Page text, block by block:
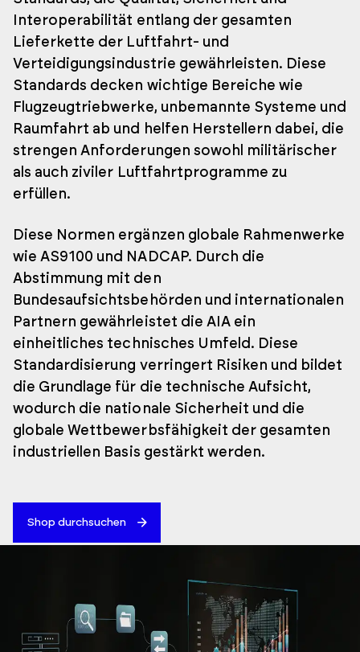
Interoperabilität entlang der gesamten
Lieferkette der Luftfahrt- und
Verteidigungsindustrie gewährleisten. Diese
Standards decken wichtige Bereiche wie
Flugzeugtriebwerke, unbemannte Systeme und
Raumfahrt ab und helfen Herstellern dabei, die
strengen Anforderungen sowohl militärischer
als auch ziviler Luftfahrtprogramme zu
erfüllen.
Diese Normen ergänzen globale Rahmenwerke
wie AS9100 und NADCAP. Durch die
Abstimmung mit den
Bundesaufsichtsbehörden und internationalen
Partnern gewährleistet die AIA ein
einheitliches technisches Umfeld. Diese
Standardisierung verringert Risiken und bildet
die Grundlage für die technische Aufsicht,
wodurch die nationale Sicherheit und die
globale Wettbewerbsfähigkeit der gesamten
industriellen Basis gestärkt werden.
Shop durchsuchen